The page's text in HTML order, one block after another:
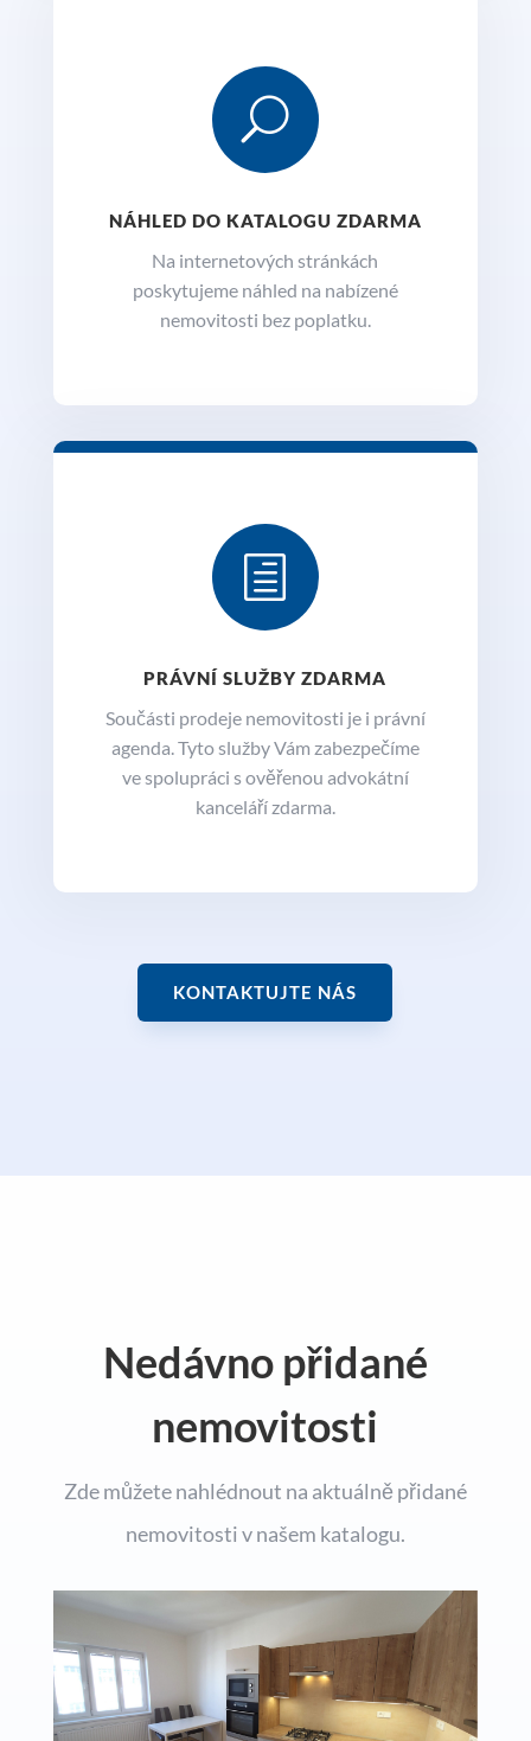
U
NÁHLED DO KATALOGU ZDARMA
Na internetových stránkách
poskytujeme náhled na nabízené
nemovitosti bez poplatku.
h
PRÁVNÍ SLUŽBY ZDARMA
Součásti prodeje nemovitosti je i právní
agenda. Tyto služby Vám zabezpečíme
ve spolupráci s ověřenou advokátní
kanceláří zdarma.
KONTAKTUJTE NÁS
Nedávno přidané
nemovitosti
Zde můžete nahlédnout na aktuálně přidané
nemovitosti v našem katalogu.